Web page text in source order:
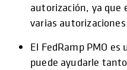
autorización, ya que
varias
El FedRamp PMO
puede ayudarle